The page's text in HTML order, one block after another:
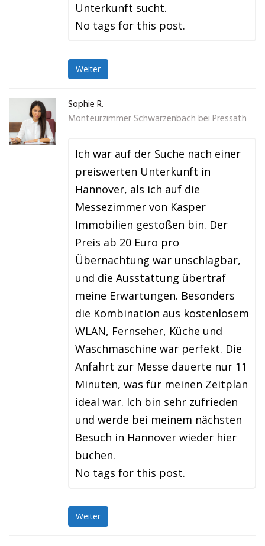
Unterkunft sucht.
No tags for this post.
Weiter
Sophie R.
Monteurzimmer Schwarzenbach bei Pressath
Ich war auf der Suche nach einer
preiswerten Unterkunft in
Hannover, als ich auf die
Messezimmer von Kasper
Immobilien gestoßen bin. Der
Preis ab 20 Euro pro
Übernachtung war unschlagbar,
und die Ausstattung übertraf
meine Erwartungen. Besonders
die Kombination aus kostenlosem
WLAN, Fernseher, Küche und
Waschmaschine war perfekt. Die
Anfahrt zur Messe dauerte nur 11
Minuten, was für meinen Zeitplan
ideal war. Ich bin sehr zufrieden
und werde bei meinem nächsten
Besuch in Hannover wieder hier
buchen.
No tags for this post.
Weiter